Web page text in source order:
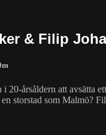
& Filip
i 20-årsåldern att avsätta
storstad som Malmö?